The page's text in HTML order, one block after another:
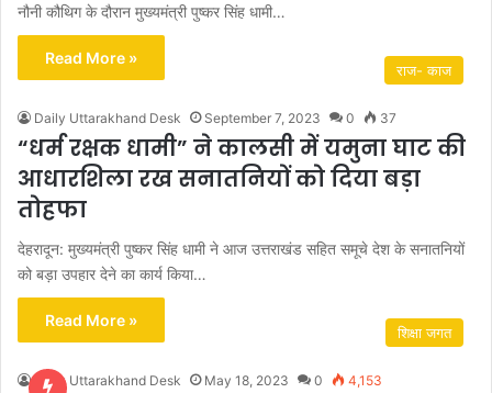
नौनी कौथिग के दौरान मुख्यमंत्री पुष्कर सिंह धामी…
Read More »
राज- काज
Daily Uttarakhand Desk September 7, 2023 0 37
“धर्म रक्षक धामी” ने कालसी में यमुना घाट की
आधारशिला रख सनातनियों को दिया बड़ा
तोहफा
देहरादून: मुख्यमंत्री पुष्कर सिंह धामी ने आज उत्तराखंड सहित समूचे देश के सनातनियों
को बड़ा उपहार देने का कार्य किया…
Read More »
शिक्षा जगत
Daily Uttarakhand Desk May 18, 2023 0 4,153